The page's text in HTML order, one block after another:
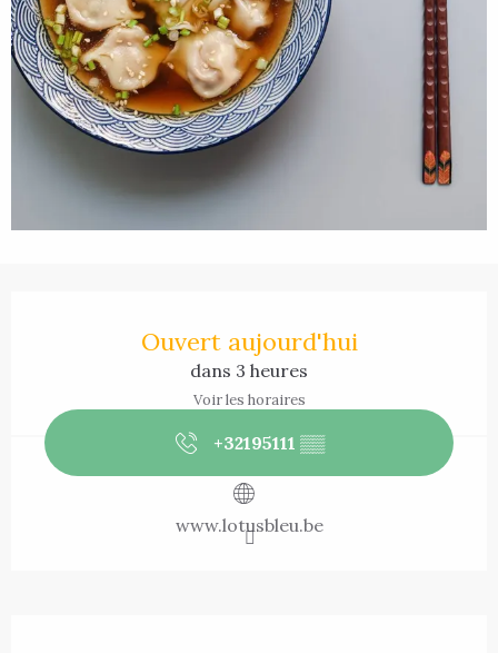
Ouvert aujourd'hui
dans 3 heures
Voir les horaires
+32195111 ▒▒
www.lotusbleu.be